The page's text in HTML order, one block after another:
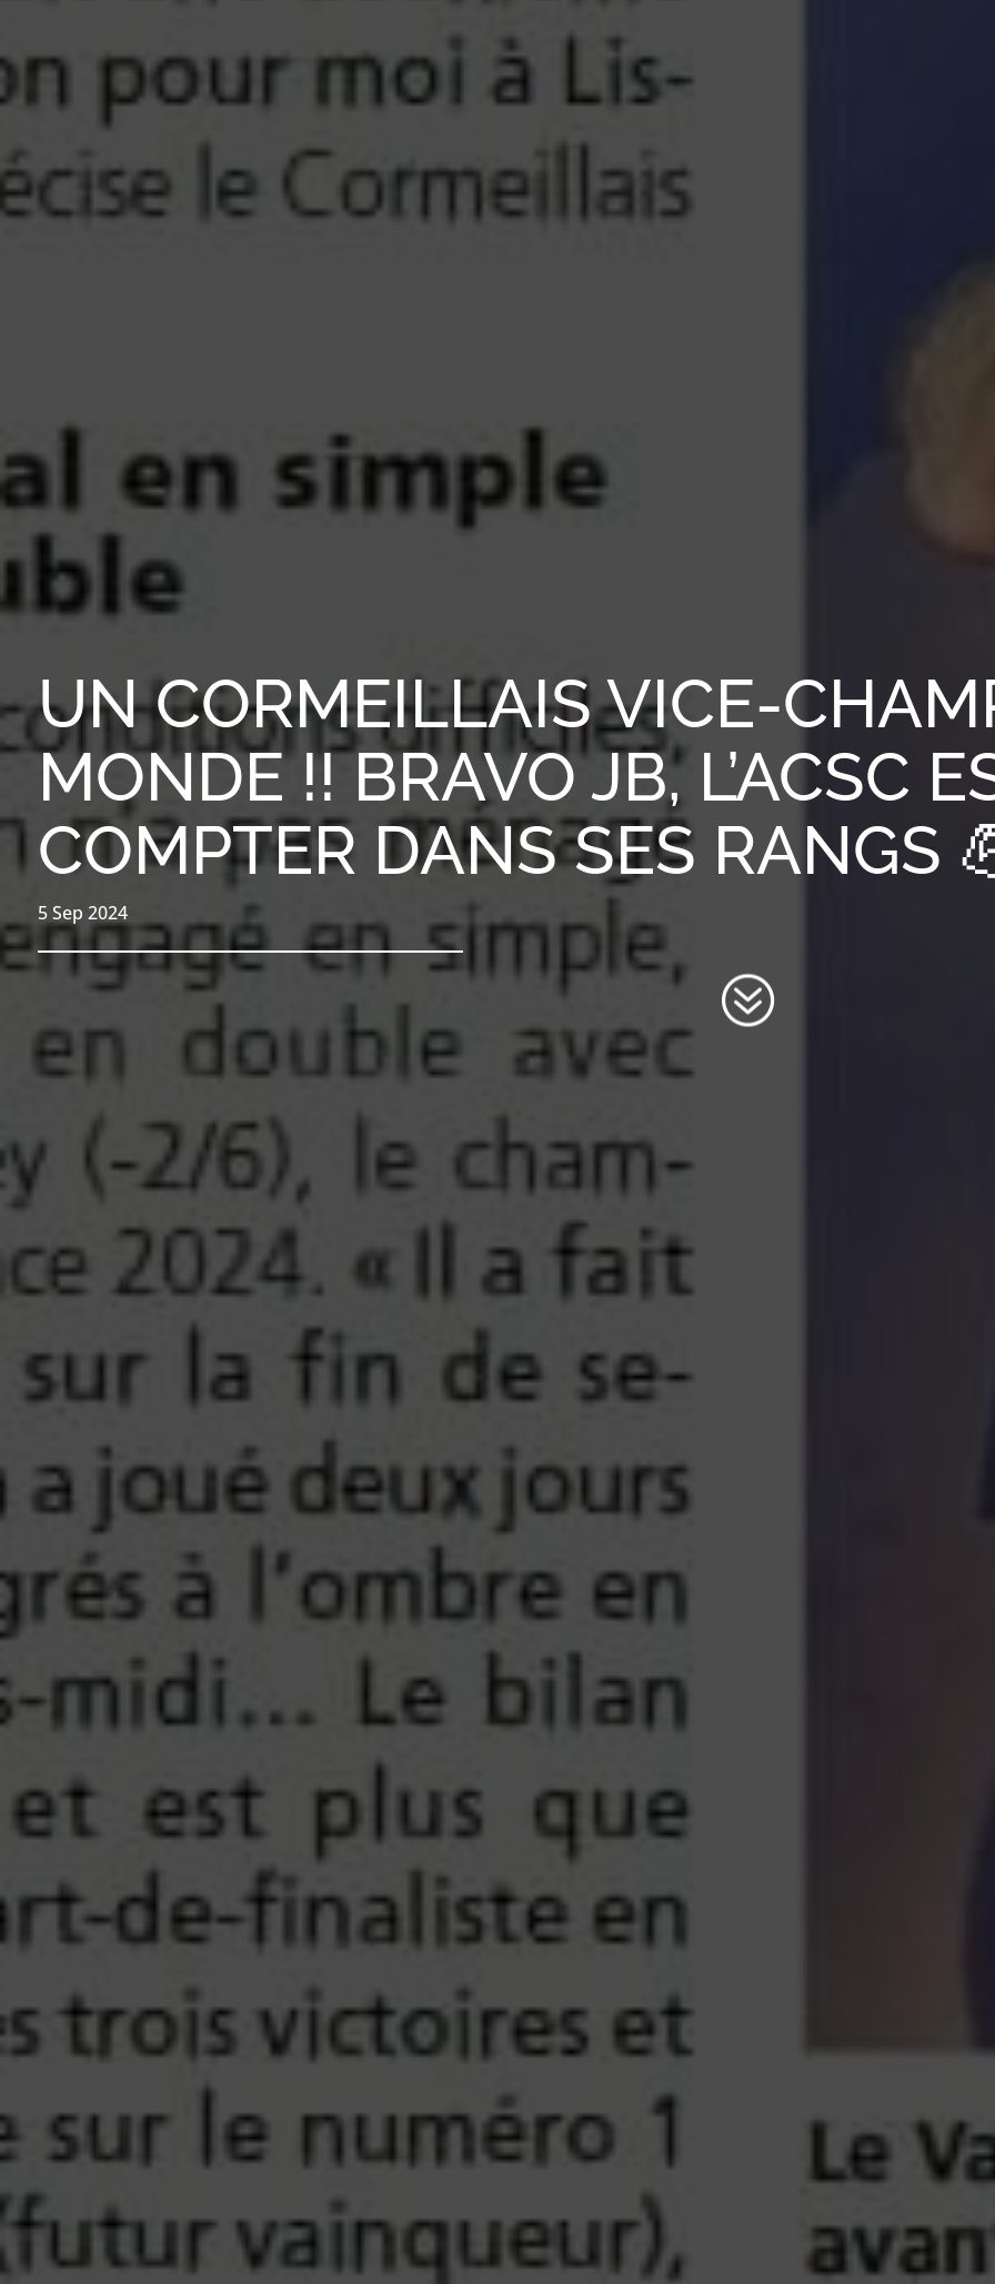
UN CORMEILLAIS VICE-
MONDE !! BRAVO JB, L’ACSC
COMPTER DANS SES RANGS
5 Sep 2024
?